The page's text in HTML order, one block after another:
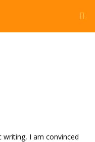
writing, I am convinced